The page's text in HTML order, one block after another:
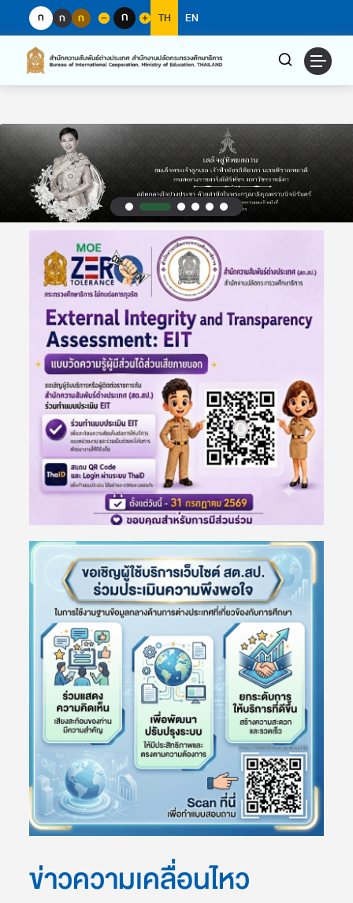
ก ก ก ก TH EN
ข่าวความเคลื่อนไหว